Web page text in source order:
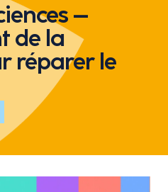
–
de la
réparer le